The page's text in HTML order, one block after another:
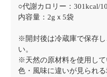
○代謝カロリー：301kcal/
内容量：2gｘ5袋
※開封後は冷蔵庫で保存
い。
※天然の原材料を使用し
色・風味に違いが見られ